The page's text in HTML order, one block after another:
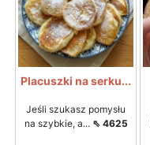
Placuszki na serku...
Jeśli szukasz pomysłu
na szybkie, a... ⇖ 4625